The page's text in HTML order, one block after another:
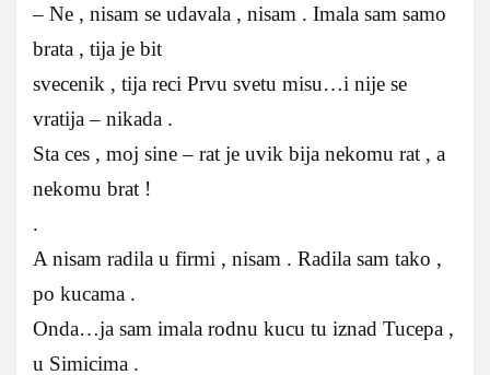
– Ne , nisam se udavala , nisam . Imala sam samo
brata , tija je bit
svecenik , tija reci Prvu svetu misu…i nije se
vratija – nikada .
Sta ces , moj sine – rat je uvik bija nekomu rat , a
nekomu brat !
.
A nisam radila u firmi , nisam . Radila sam tako ,
po kucama .
Onda…ja sam imala rodnu kucu tu iznad Tucepa ,
u Simicima .